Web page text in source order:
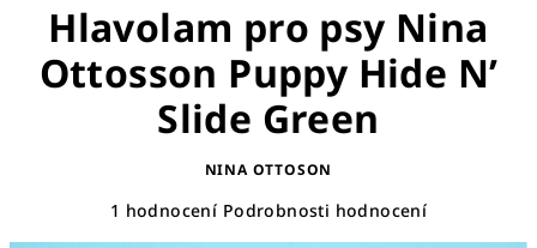
košík
Hlavolam pro psy Nina
Ottosson Puppy Hide N’
Slide Green
NINA OTTOSON
Průměrné
1 hodnocení Podrobnosti hodnocení